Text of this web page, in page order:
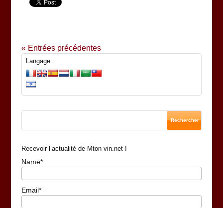
« Entrées précédentes
Langage :
Recevoir l’actualité de Mton vin.net !
Name*
Email*